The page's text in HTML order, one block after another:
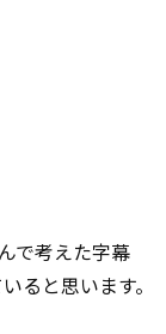
で考えた字幕
ると思います。